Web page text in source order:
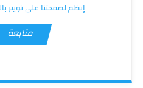
إنظم لصفحتنا على تويتر
متابعة